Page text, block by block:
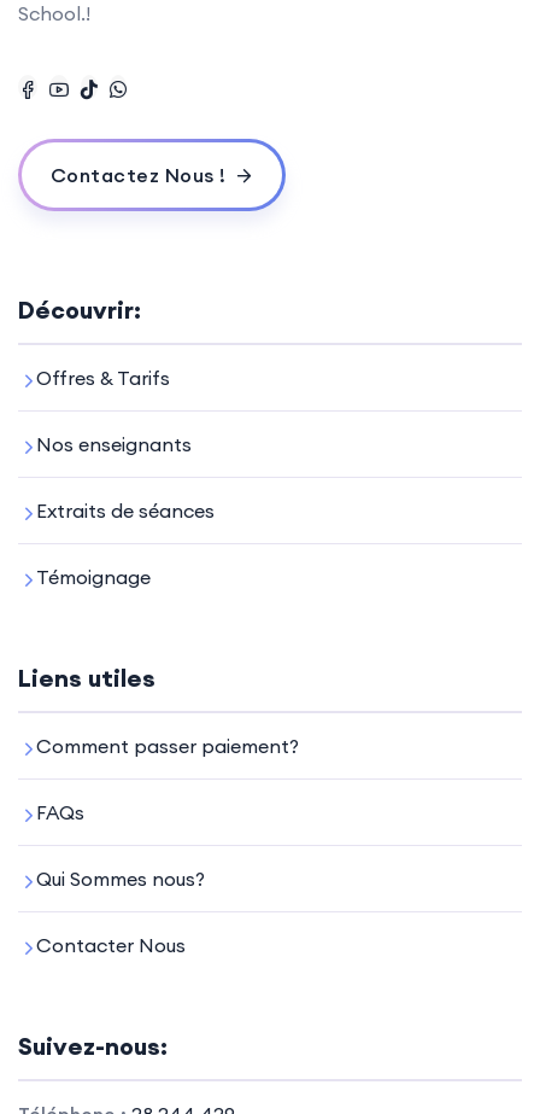
School.!
Contactez Nous !
Découvrir:
Offres & Tarifs
Nos enseignants
Extraits de séances
Témoignage
Liens utiles
Comment passer paiement?
FAQs
Qui Sommes nous?
Contacter Nous
Suivez-nous: